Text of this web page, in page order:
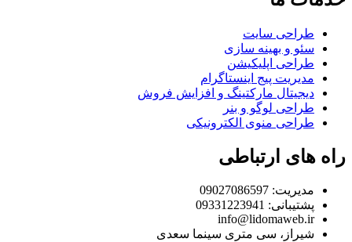
طراحی سایت
سئو و بهینه سازی
طراحی اپلیکیشن
مدیریت پیج اینستاگرام
دیجیتال مارکتینگ و افزایش فروش
طراحی لوگو و بنر
طراحی منوی الکترونیکی
راه های ارتباطی
مدیریت: 09027086597
پشتیبانی: 09331223941
info@lidomaweb.ir
شیراز، سی متری سینما سعدی